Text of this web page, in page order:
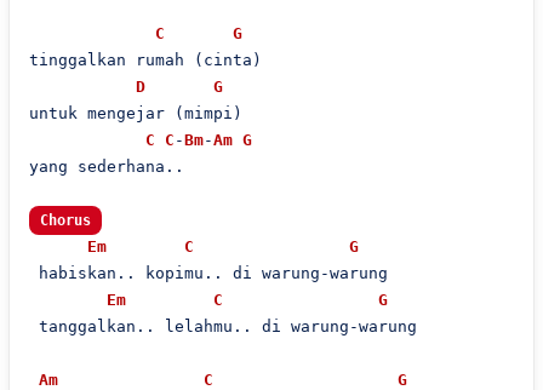
C
G
tinggalkan rumah (cinta)
D
G
untuk mengejar (mimpi)
C
C -Bm-Am G
yang sederhana..
Chorus
Em C
G
habiskan.. kopimu.. di warung-warung
Em
C
G
tanggalkan.. lelahmu.. di warung-warung
Am C
G